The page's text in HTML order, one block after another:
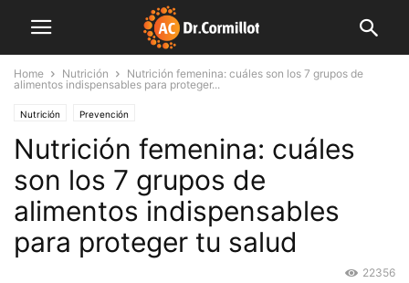
Home Nutrición
Nutrición femenina: cuáles son los 7 grupos de
alimentos indispensables para proteger...
Nutrición Prevención
Nutrición femenina: cuáles
son los 7 grupos de
alimentos indispensables
para proteger tu salud
22356